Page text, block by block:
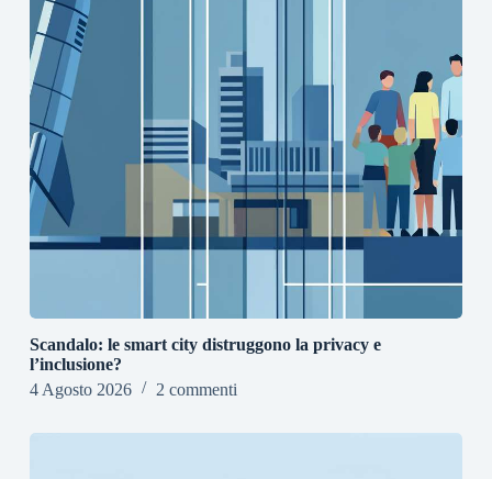
Scandalo: le smart city distruggono la privacy e
l’inclusione?
4 Agosto 2026
2 commenti